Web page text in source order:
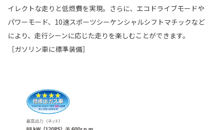
イレクトな走りと低燃費を実現。さらに、エコドライブモードや
パワーモード、10速スポーツシーケンシャルシフトマチックなど
により、走行シーンに応じた走りを楽しむことができます。
［ガソリン車に標準装備］